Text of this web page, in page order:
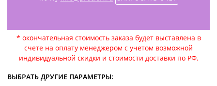
* окончательная стоимость заказа будет выставлена в
счете на оплату менеджером с учетом возможной
индивидуальной скидки и стоимости доставки по РФ.
ВЫБРАТЬ ДРУГИЕ ПАРАМЕТРЫ: